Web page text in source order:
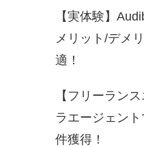
【実体験】
メリット/デメ
適！
【フリーラン
ラエージェン
件獲得！